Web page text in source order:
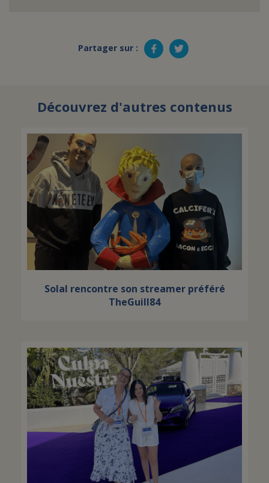
Partager sur :
Découvrez d'autres contenus
Solal rencontre son streamer préféré
TheGuill84